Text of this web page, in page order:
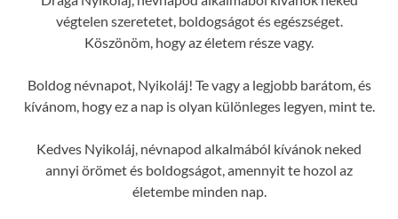
végtelen szeretetet, boldogságot és egészséget.
Köszönöm, hogy az életem része vagy.
Boldog névnapot, Nyikoláj! Te vagy a legjobb barátom, és
kívánom, hogy ez a nap is olyan különleges legyen, mint te.
Kedves Nyikoláj, névnapod alkalmából kívánok neked
annyi örömet és boldogságot, amennyit te hozol az
életembe minden nap.